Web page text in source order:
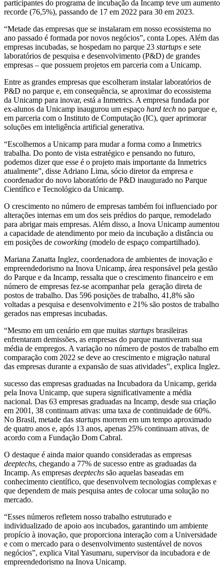
participantes do programa de incubação da Incamp teve um aumento
recorde (76,5%), passando de 17 em 2022 para 30 em 2023.
“Metade das empresas que se instalaram em nosso ecossistema no
ano passado é formada por novos negócios”, conta Lopes. Além das
empresas incubadas, se hospedam no parque 23 startups e sete
laboratórios de pesquisa e desenvolvimento (P&D) de grandes
empresas – que possuem projetos em parceria com a Unicamp.
Entre as grandes empresas que escolheram instalar laboratórios de
P&D no parque e, em consequência, se aproximar do ecossistema
da Unicamp para inovar, está a Inmetrics. A empresa fundada por
ex-alunos da Unicamp inaugurou um espaço hard tech no parque e,
em parceria com o Instituto de Computação (IC), quer aprimorar
soluções em inteligência artificial generativa.
“Escolhemos a Unicamp para mudar a forma como a Inmetrics
trabalha. Do ponto de vista estratégico e pensando no futuro,
podemos dizer que esse é o projeto mais importante da Inmetrics
atualmente”, disse Adriano Lima, sócio diretor da empresa e
coordenador do novo laboratório de P&D inaugurado no Parque
Científico e Tecnológico da Unicamp.
O crescimento no número de empresas também foi influenciado por
alterações internas em um dos seis prédios do parque, remodelado
para abrigar mais empresas. Além disso, a Inova Unicamp aumentou
a capacidade de atendimento por meio da incubação a distância ou
em posições de coworking (modelo de espaço compartilhado).
Mariana Zanatta Inglez, coordenadora de ambientes de inovação e
empreendedorismo na Inova Unicamp, área responsável pela gestão
do Parque e da Incamp, ressalta que o crescimento financeiro e em
número de empresas fez-se acompanhar pela geração direta de
postos de trabalho. Das 596 posições de trabalho, 41,8% são
voltadas a pesquisa e desenvolvimento e 21% são postos de trabalho
gerados nas empresas incubadas.
“Mesmo em um cenário em que muitas startups brasileiras
enfrentaram demissões, as empresas do parque mantiveram sua
média de empregos. A variação no número de postos de trabalho em
comparação com 2022 se deve ao crescimento e migração natural
das empresas durante a expansão de suas atividades”, explica Inglez.
sucesso das empresas graduadas na Incubadora da Unicamp, gerida
pela Inova Unicamp, que supera significativamente a média
nacional. Das 63 empresas graduadas na Incamp, desde sua criação
em 2001, 38 continuam ativas: uma taxa de continuidade de 60%.
No Brasil, metade das startups morrem em um tempo aproximado
de quatro anos e, após 13 anos, apenas 25% continuam ativas, de
acordo com a Fundação Dom Cabral.
O destaque é ainda maior quando consideradas as empresas
deeptechs, chegando a 77% de sucesso entre as graduadas da
Incamp. As empresas deeptechs são aquelas baseadas em
conhecimento científico, que desenvolvem tecnologias complexas e
que dependem de mais pesquisa antes de colocar uma solução no
mercado.
“Esses números refletem nosso trabalho estruturado e
individualizado de apoio aos incubados, garantindo um ambiente
propício à inovação, que proporciona interação com a Universidade
e com o mercado para o desenvolvimento sustentável de novos
negócios”, explica Vital Yasumaru, supervisor da incubadora e de
empreendedorismo na Inova Unicamp.